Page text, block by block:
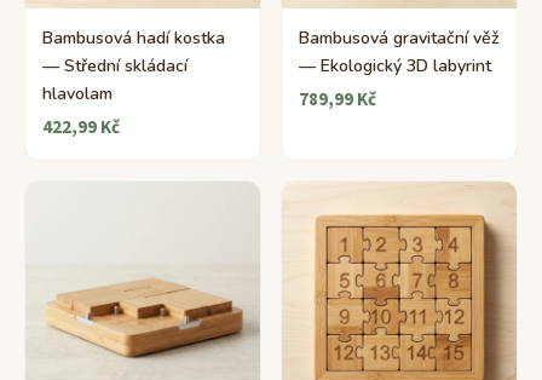
Bambusová hadí kostka
— Střední skládací
hlavolam
422,99 Kč
Bambusová gravitační věž
— Ekologický 3D labyrint
789,99 Kč